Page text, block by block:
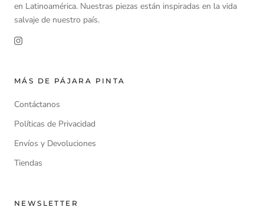
en Latinoamérica. Nuestras piezas están inspiradas en la vida
salvaje de nuestro país.
MÁS DE PÁJARA PINTA
Contáctanos
Políticas de Privacidad
Envíos y Devoluciones
Tiendas
NEWSLETTER